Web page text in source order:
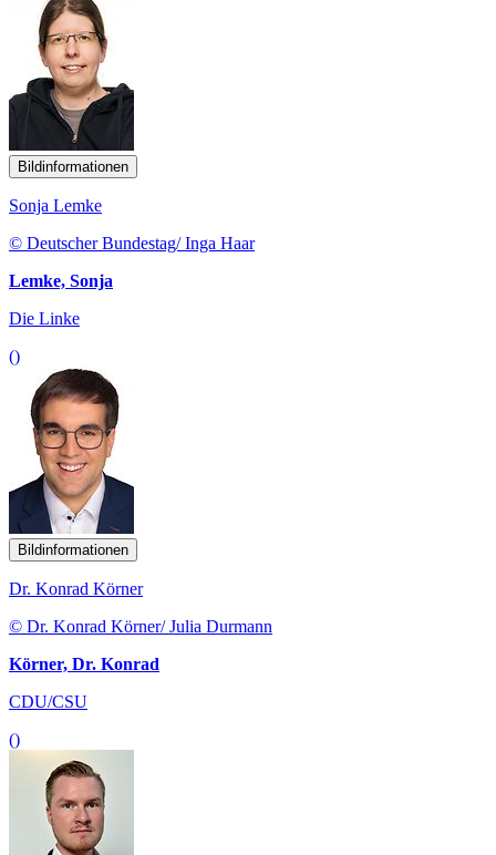
Bildinformationen
Sonja Lemke
© Deutscher Bundestag/ Inga Haar
Lemke, Sonja
Die Linke
()
Bildinformationen
Dr. Konrad Körner
© Dr. Konrad Körner/ Julia Durmann
Körner, Dr. Konrad
CDU/CSU
()